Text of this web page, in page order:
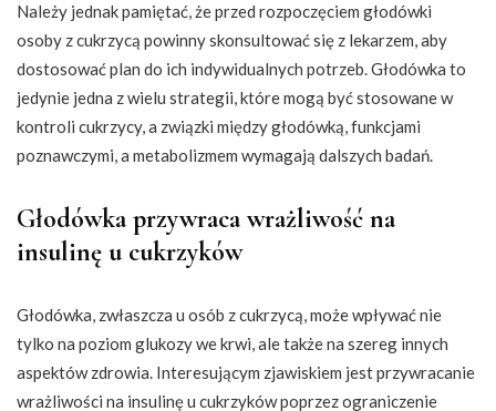
Należy jednak pamiętać, że przed rozpoczęciem głodówki
osoby z cukrzycą powinny skonsultować się z lekarzem, aby
dostosować plan do ich indywidualnych potrzeb. Głodówka to
jedynie jedna z wielu strategii, które mogą być stosowane w
kontroli cukrzycy, a związki między głodówką, funkcjami
poznawczymi, a metabolizmem wymagają dalszych badań.
Głodówka przywraca wrażliwość na
insulinę u cukrzyków
Głodówka, zwłaszcza u osób z cukrzycą, może wpływać nie
tylko na poziom glukozy we krwi, ale także na szereg innych
aspektów zdrowia. Interesującym zjawiskiem jest przywracanie
wrażliwości na insulinę u cukrzyków poprzez ograniczenie